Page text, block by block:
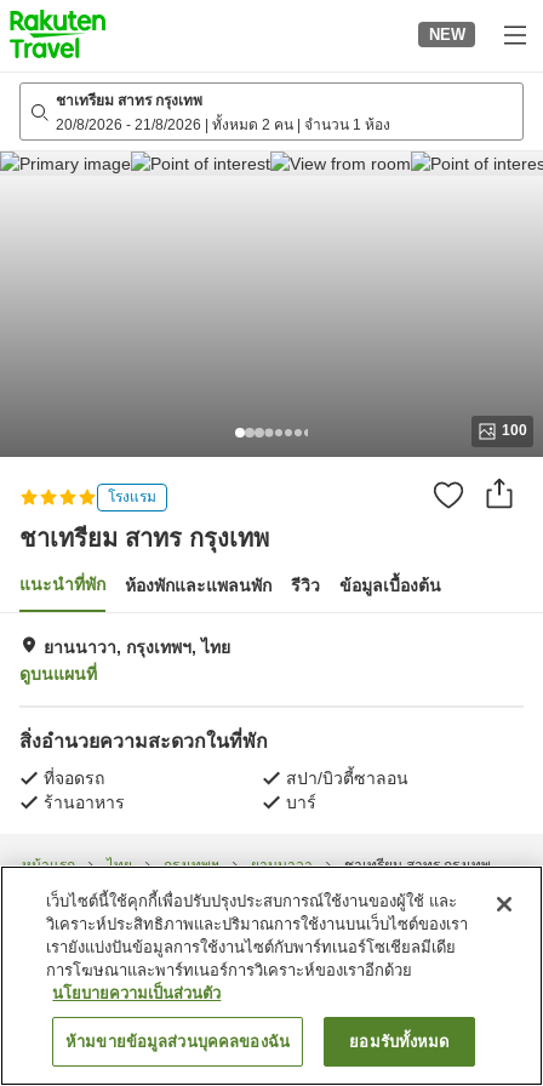
to
top
page
NEW
ชาเทรียม สาทร กรุงเทพ
20/8/2026 - 21/8/2026 ทั้งหมด 2 คน จำนวน 1 ห้อง
100
โรงแรม
ชาเทรียม สาทร กรุงเทพ
แนะนำที่พัก ห้องพักและแพลนพัก รีวิว ข้อมูลเบื้องต้น
ยานนาวา, กรุงเทพฯ, ไทย
ดูบนแผนที่
สิ่งอำนวยความสะดวกในที่พัก
ที่จอดรถ
สปา/บิวตี้ซาลอน
ร้านอาหาร
บาร์
หน้าแรก ไทย กรุงเทพฯ ยานนาวา ชาเทรียม สาทร กรุงเทพ
ค้นหาห้องพัก
เว็บไซต์นี้ใช้คุกกี้เพื่อปรับปรุงประสบการณ์ใช้งานของผู้ใช้ และ
วิเคราะห์ประสิทธิภาพและปริมาณการใช้งานบนเว็บไซต์ของเรา
เรายังแบ่งปันข้อมูลการใช้งานไซต์กับพาร์ทเนอร์โซเชียลมีเดีย
การโฆษณาและพาร์ทเนอร์การวิเคราะห์ของเราอีกด้วย
นโยบายความเป็นส่วนตัว
ห้ามขายข้อมูลส่วนบุคคลของฉัน ยอมรับทั้งหมด